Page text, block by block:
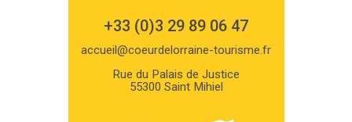
+33 (0)3 29 89 06 47
accueil@coeurdelorraine-tourisme.fr
Rue du Palais de Justice
55300 Saint Mihiel